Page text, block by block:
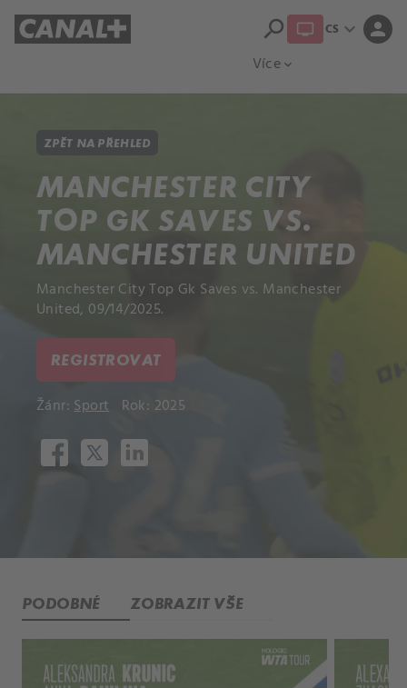
Více expand_more
search CS expand_more person
ZPĚT NA PŘEHLED
MANCHESTER CITY
TOP GK SAVES VS.
MANCHESTER UNITED
Manchester City Top Gk Saves vs. Manchester
United, 09/14/2025.
REGISTROVAT
Žánr: Sport Rok: 2025
PODOBNÉ ZOBRAZIT VŠE